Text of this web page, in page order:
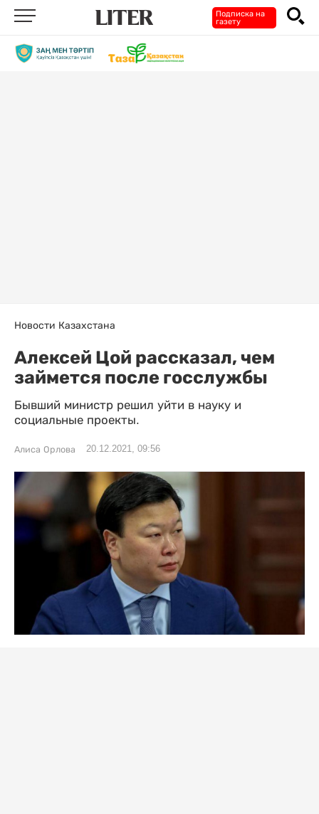
Подписка на
газету
Новости Казахстана
Алексей Цой рассказал, чем
займется после госслужбы
Бывший министр решил уйти в науку и
социальные проекты.
Алиса Орлова 20.12.2021, 09:56